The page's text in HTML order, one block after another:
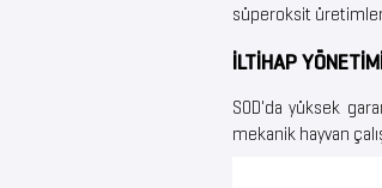
süperoksit
İLTİHAP
SOD'da yüksek
mekanik hayvan